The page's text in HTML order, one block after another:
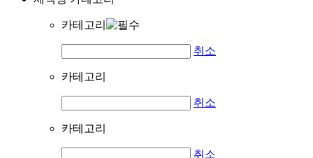
카테고리
취소
카테고리
취소
카테고리
취소